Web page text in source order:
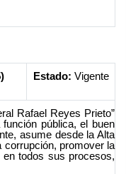
Estado: Vigente
Rafael Reyes Prieto”
pública, el buen
asume desde la Alta
corrupción, promover la
todos sus procesos,